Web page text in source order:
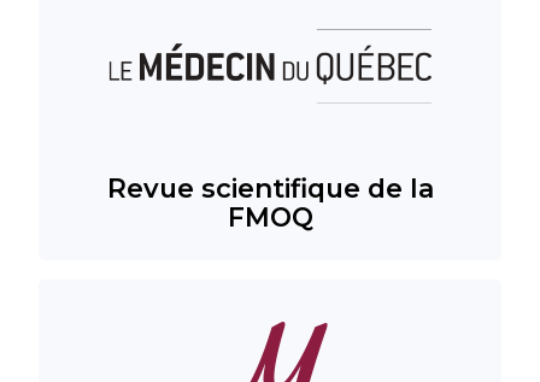
Revue scientifique de la
FMOQ